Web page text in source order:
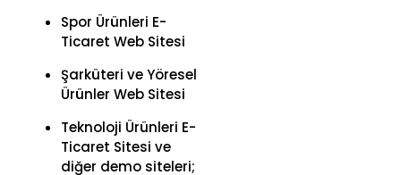
Spor Ürünleri E-
Ticaret Web Sitesi
Şarküteri ve Yöresel
Ürünler Web Sitesi
Teknoloji Ürünleri E-
Ticaret Sitesi ve
diğer demo siteleri;